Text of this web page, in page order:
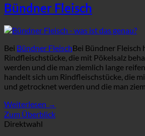
Bündner Fleisch
Bei Bündner FleischBei Bündner Fleisch
Rindfleischstücke, die mit Pökelsalz
werden und die man ziemlich lange
handelt sich um Rindfleischstücke, die
und getrocknet werden und die man
Weiterlesen →
Zum Überblick
Direktwahl